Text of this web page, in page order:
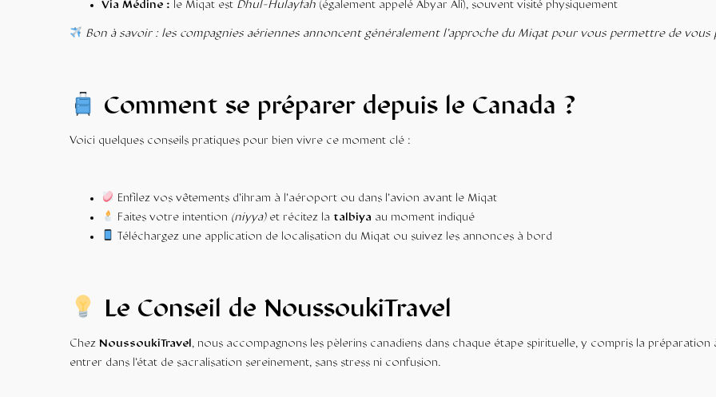
Via Médine : le Miqat est Dhul-Hulayfah (également appelé Abyar Ali), souvent visité physiquement
Bon à savoir : les compagnies aériennes annoncent généralement l’approche du Miqat pour vous permettre de vous
Comment se préparer depuis le Canada ?
Voici quelques conseils pratiques pour bien vivre ce moment clé :
Enfilez vos vêtements d’ihram à l’aéroport ou dans l’avion avant le Miqat
Faites votre intention (niyya)et récitez la talbiya au moment indiqué
Téléchargez une application de localisation du Miqat ou suivez les annonces à bord
Le Conseil de NoussoukiTravel
Chez NoussoukiTravel , nous accompagnons les pèlerins canadiens dans chaque étape spirituelle, y compris la
entrer dans l’état de sacralisation sereinement, sans stress ni confusion.